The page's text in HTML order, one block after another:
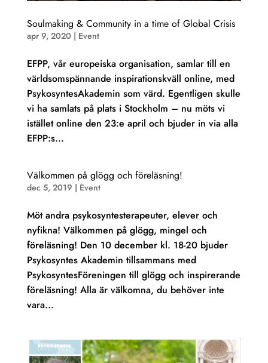
Soulmaking & Community in a time of Global Crisis
apr 9, 2020 | Event
EFPP, vår europeiska organisation, samlar till en
världsomspännande inspirationskväll online, med
PsykosyntesAkademin som värd. Egentligen skulle
vi ha samlats på plats i Stockholm – nu möts vi
istället online den 23:e april och bjuder in via alla
EFPP:s...
Välkommen på glögg och föreläsning!
dec 5, 2019 | Event
Möt andra psykosyntesterapeuter, elever och
nyfikna! Välkommen på glögg, mingel och
föreläsning! Den 10 december kl. 18-20 bjuder
Psykosyntes Akademin tillsammans med
PsykosyntesFöreningen till glögg och inspirerande
föreläsning! Alla är välkomna, du behöver inte
vara...